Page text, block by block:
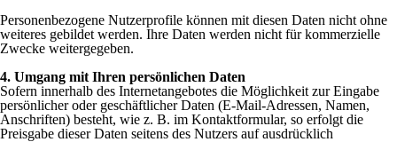
Personenbezogene Nutzerprofile können mit diesen Daten nicht ohne
weiteres gebildet werden. Ihre Daten werden nicht für kommerzielle
Zwecke weitergegeben.
4. Umgang mit Ihren persönlichen Daten
Sofern innerhalb des Internetangebotes die Möglichkeit zur Eingabe
persönlicher oder geschäftlicher Daten (E-Mail-Adressen, Namen,
Anschriften) besteht, wie z. B. im Kontaktformular, so erfolgt die
Preisgabe dieser Daten seitens des Nutzers auf ausdrücklich